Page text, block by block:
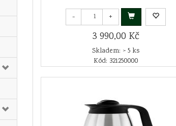
- +
3 990,00 Kč
Skladem: > 5 ks
Kód: 321250000